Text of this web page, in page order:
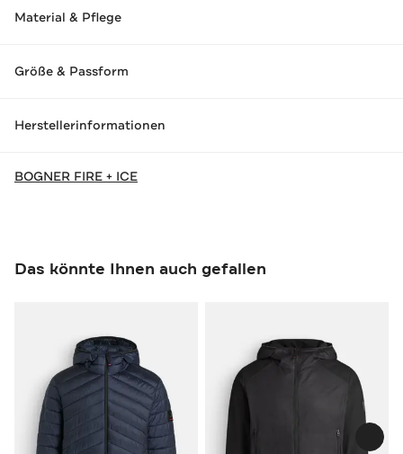
Material & Pflege
Größe & Passform
Herstellerinformationen
BOGNER FIRE + ICE
Das könnte Ihnen auch gefallen